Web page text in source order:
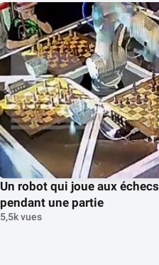
Un robot qui joue aux
pendant une partie
5,5k vues